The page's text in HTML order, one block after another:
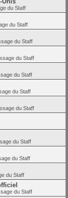
du Staff
du Staff
du Staff
du Staff
du Staff
du Staff
du Staff
du Staff
du Staff
du Staff
du Staff